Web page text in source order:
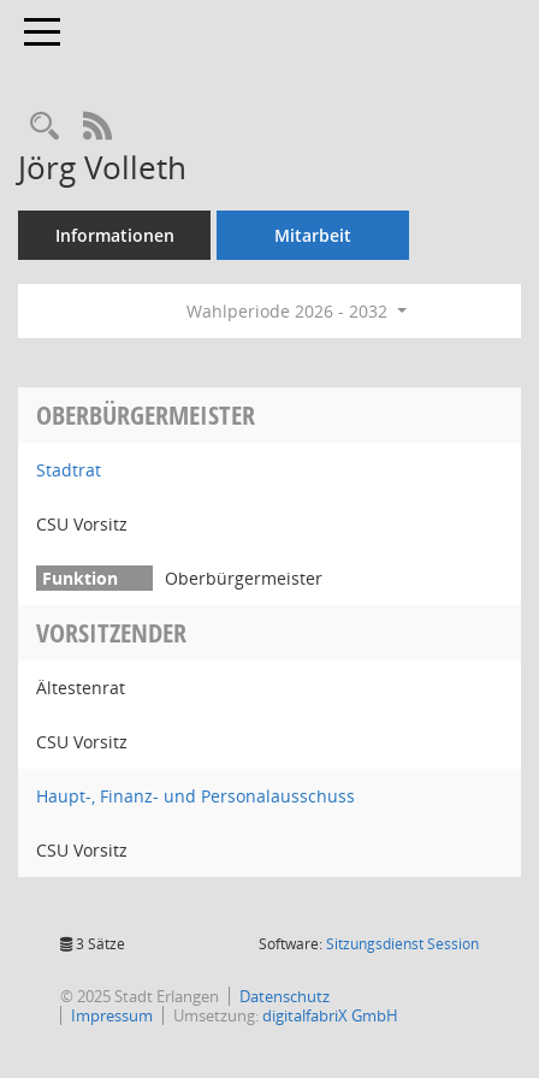
Toggle navigation
Rechercheauswahl
RSS-Feed
Jörg Volleth
Informationen Mitarbeit
Wahlperiode 2026 - 2032
OBERBÜRGERMEISTER
Stadtrat
CSU Vorsitz
Oberbürgermeister
VORSITZENDER
Ältestenrat
CSU Vorsitz
Haupt-, Finanz- und Personalausschuss
CSU Vorsitz
3 Sätze Software:SitzungsdienstSession(Wird in
© 2025 Stadt Erlangen
Datenschutz
Impressum
Umsetzung:digitalfabriX GmbH